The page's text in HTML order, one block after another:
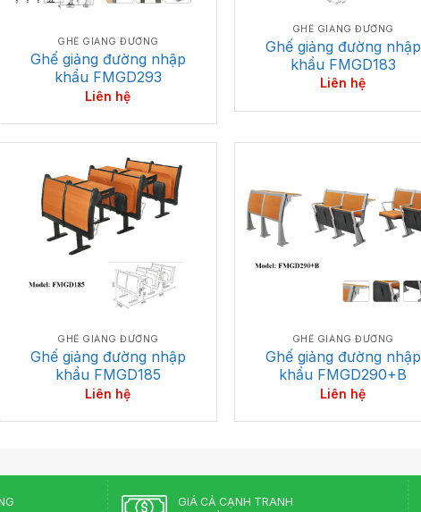
GHẾ GIẢNG ĐƯỜNG
Ghế giảng đường nhập
khẩu FMGD293
Liên hệ
GHẾ GIẢNG ĐƯỜNG
Ghế giảng đường nhập
khẩu FMGD183
Liên hệ
GHẾ GIẢNG ĐƯỜNG
Ghế giảng đường nhập
khẩu FMGD185
Liên hệ
GHẾ GIẢNG ĐƯỜNG
Ghế giảng đường nhập
khẩu FMGD290+B
Liên hệ
GIÁ CẢ CẠNH TRANH